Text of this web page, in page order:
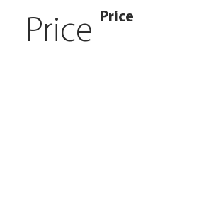
Price Price